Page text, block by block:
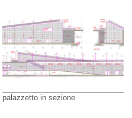
palazzetto in sezione